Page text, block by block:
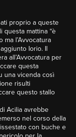
proprio a queste
questa mattina “è
l’Avvocatura
Iorio. Il
all’Avvocatura per
questa
una vicenda così
risulti
questo stallo
Acilia avrebbe
nel corso della
con buche e